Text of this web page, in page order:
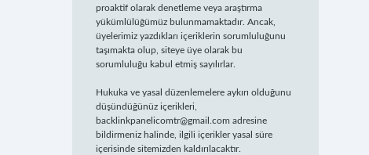
proaktif olarak denetleme veya araştırma
yükümlülüğümüz bulunmamaktadır. Ancak,
üyelerimiz yazdıkları içeriklerin sorumluluğunu
taşımakta olup, siteye üye olarak bu
sorumluluğu kabul etmiş sayılırlar.
Hukuka ve yasal düzenlemelere aykırı olduğunu
düşündüğünüz içerikleri,
backlinkpanelicomtr@gmail.com adresine
bildirmeniz halinde, ilgili içerikler yasal süre
içerisinde sitemizden kaldırılacaktır.